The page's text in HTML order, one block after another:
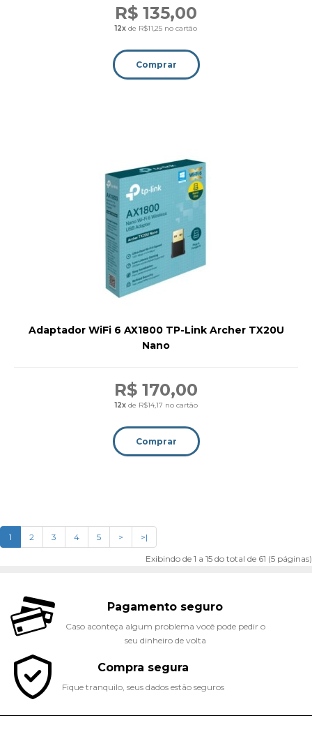
R$ 135,00
12x de R$11,25 no cartão
Comprar
Adaptador WiFi 6 AX1800 TP-Link Archer TX20U
Nano
R$ 170,00
12xde R$14,17 no cartão
Comprar
1 2 3 4 5 > >|
Exibindo de 1 a 15 do total de 61 (5 páginas)
Pagamento seguro
Caso aconteça algum problema você pode pedir o
seu dinheiro de volta
Compra segura
Fique tranquilo, seus dados estão seguros